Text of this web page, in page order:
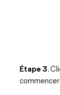
Étape 3.